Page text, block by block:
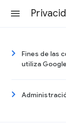
Fines de las
utiliza Google